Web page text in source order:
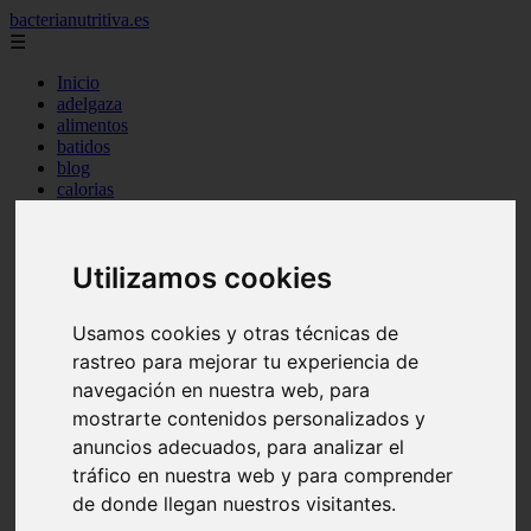
Utilizamos cookies
Usamos cookies y otras técnicas de
rastreo para mejorar tu experiencia de
navegación en nuestra web, para
mostrarte contenidos personalizados y
anuncios adecuados, para analizar el
tráfico en nuestra web y para comprender
de donde llegan nuestros visitantes.
bacterianutritiva.es
☰
Inicio
adelgaza
alimentos
batidos
blog
calorias
dieta
dormir
engorda
es_es
hierro
magnesio
mejor
mujer
queso
secundarios